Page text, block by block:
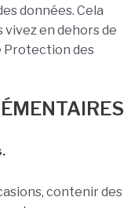
données. Cela
vivez en dehors de
Protection des
contenir des